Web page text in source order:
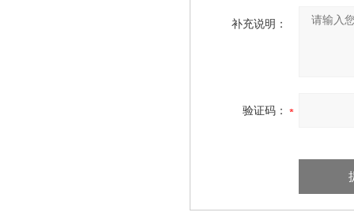
补充说明：
验证码：